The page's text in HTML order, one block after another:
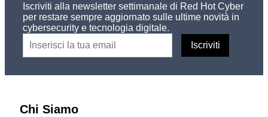
Iscriviti alla newsletter settimanale di Red Hot Cyber
per restare sempre aggiornato sulle ultime novità in
cybersecurity e tecnologia digitale.
Chi Siamo